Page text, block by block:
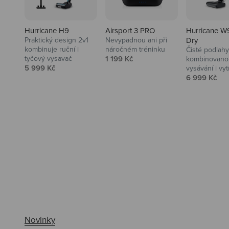
Hurricane H9
Praktický design 2v1
kombinuje ruční i
tyčový vysavač
Prodejní cena
5 999 Kč
Airsport 3 PRO
Nevypadnou ani při
náročném tréninku
Prodejní cena
1 199 Kč
Hurricane
Dry
Čisté
vysávání i
Prodejní cena
6 999 Kč